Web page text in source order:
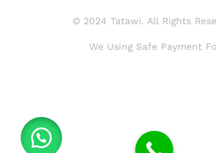
© 2024 Tatawi. All Rights
We Using Safe Payment